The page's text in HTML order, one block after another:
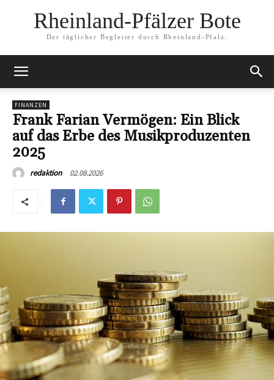
Rheinland-Pfälzer Bote
Der täglicher Begleiter durch Rheinland-Pfalz.
FINANZEN
Frank Farian Vermögen: Ein Blick
auf das Erbe des Musikproduzenten
2025
redaktion 02.08.2026